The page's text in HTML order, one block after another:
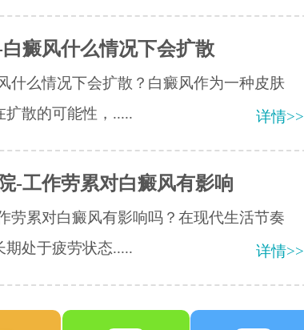
癜风什么情况下会扩散
什么情况下会扩散？白癜风作为一种皮肤
散的可能性，.....
详情>>
-工作劳累对白癜风有影响
劳累对白癜风有影响吗？在现代生活节奏
处于疲劳状态.....
详情>>